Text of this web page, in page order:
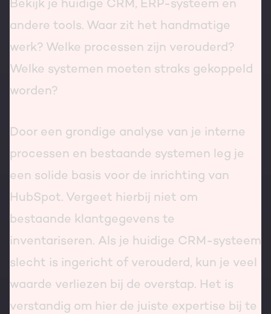
Bekijk je huidige CRM, ERP-systeem en
andere tools. Waar zit het handmatige
werk? Welke processen zijn verouderd?
Welke systemen moeten straks gekoppeld
worden?
Door een grondige analyse van je interne
processen en bestaande systemen leg je
een solide basis voor de inrichting van
HubSpot. Vergeet hierbij niet om
bestaande klantgegevens te
inventariseren. Als je huidige CRM-systeem
slecht is ingericht of verouderd, kun je veel
waarde verliezen bij de overstap. Het is
verstandig om hier de juiste expertise bij te